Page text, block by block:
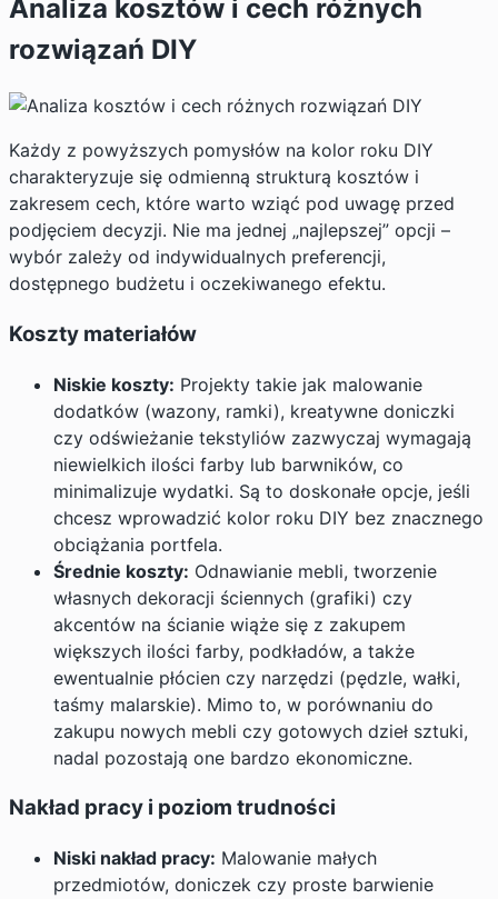
Analiza kosztów i cech różnych
rozwiązań DIY
Każdy z powyższych pomysłów na kolor roku DIY
charakteryzuje się odmienną strukturą kosztów i
zakresem cech, które warto wziąć pod uwagę przed
podjęciem decyzji. Nie ma jednej „najlepszej” opcji –
wybór zależy od indywidualnych preferencji,
dostępnego budżetu i oczekiwanego efektu.
Koszty materiałów
Niskie koszty: Projekty takie jak malowanie
dodatków (wazony, ramki), kreatywne doniczki
czy odświeżanie tekstyliów zazwyczaj wymagają
niewielkich ilości farby lub barwników, co
minimalizuje wydatki. Są to doskonałe opcje, jeśli
chcesz wprowadzić kolor roku DIY bez znacznego
obciążania portfela.
Średnie koszty: Odnawianie mebli, tworzenie
własnych dekoracji ściennych (grafiki) czy
akcentów na ścianie wiąże się z zakupem
większych ilości farby, podkładów, a także
ewentualnie płócien czy narzędzi (pędzle, wałki,
taśmy malarskie). Mimo to, w porównaniu do
zakupu nowych mebli czy gotowych dzieł sztuki,
nadal pozostają one bardzo ekonomiczne.
Nakład pracy i poziom trudności
Niski nakład pracy: Malowanie małych
przedmiotów, doniczek czy proste barwienie